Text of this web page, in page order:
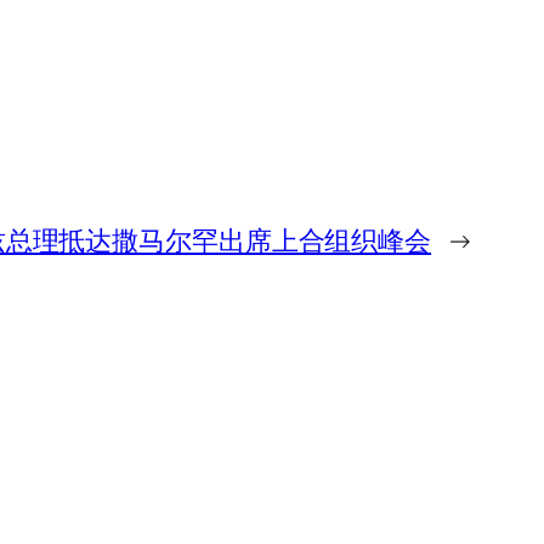
理抵达撒马尔罕出席上合组织峰会 →